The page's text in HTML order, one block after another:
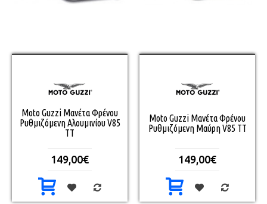
Moto Guzzi Μανέτα Φρένου
Ρυθμιζόμενη Αλουμινίου V85
TT
149,00€
Moto Guzzi Μανέτα Φρένου
Ρυθμιζόμενη Μαύρη V85 TT
149,00€